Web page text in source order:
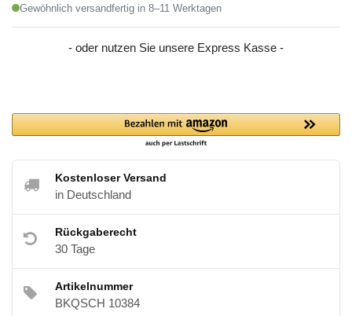
Gewöhnlich versandfertig in 8–11 Werktagen
- oder nutzen Sie unsere Express Kasse -
Kostenloser Versand
in Deutschland
Rückgaberecht
30 Tage
Artikelnummer
BKQSCH 10384